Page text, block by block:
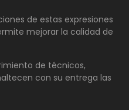
de estas expresiones
mejorar la calidad de
de técnicos,
con su entrega las